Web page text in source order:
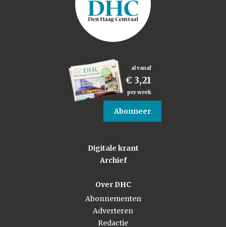
al vanaf
€ 3,21
per week
Abonneer
Digitale krant
Archief
Over DHC
Abonnementen
Adverteren
Redactie